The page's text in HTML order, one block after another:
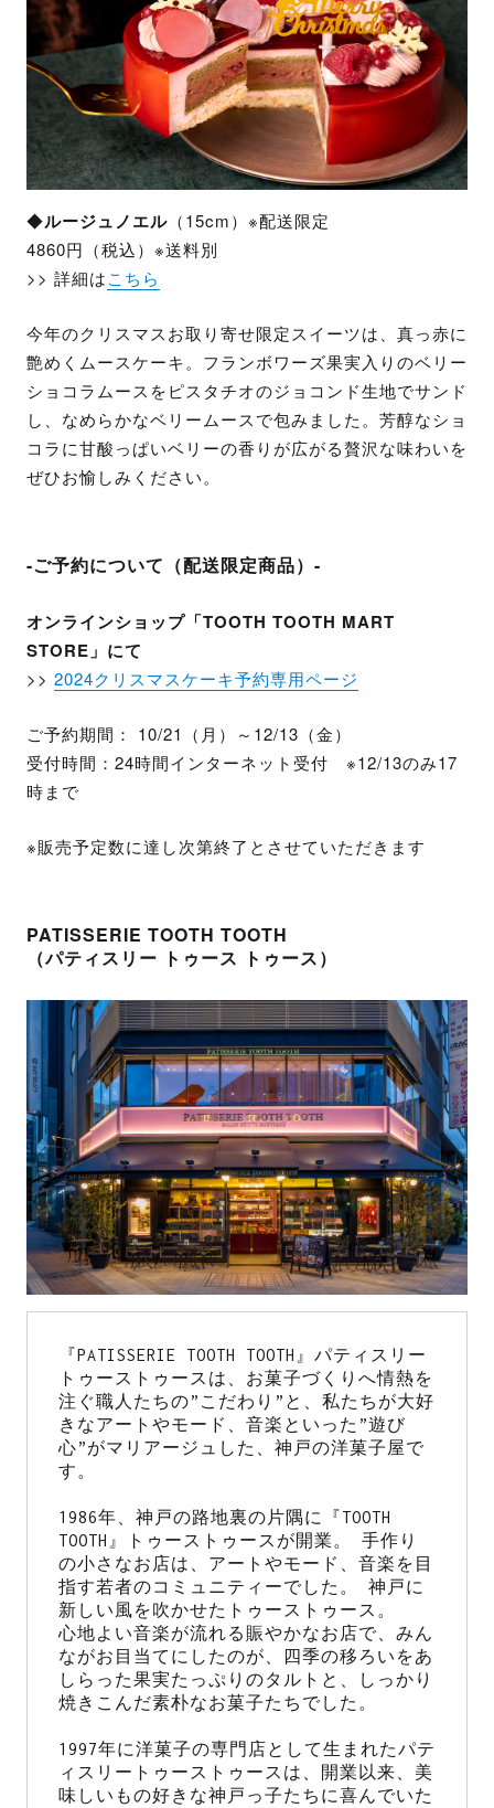
◆ルージュノエル （15cm）※配送限定
4860円（税込）※送料別
>> 詳細はこちら
今年のクリスマスお取り寄せ限定スイーツは、真っ赤に
艶めくムースケーキ。フランボワーズ果実入りのベリー
ショコラムースをピスタチオのジョコンド生地でサンド
し、なめらかなベリームースで包みました。芳醇なショ
コラに甘酸っぱいベリーの香りが広がる贅沢な味わいを
ぜひお愉しみください。
-ご予約について（配送限定商品）-
オンラインショップ「TOOTH TOOTH MART
STORE」にて
>> 2024クリスマスケーキ予約専用ページ
ご予約期間： 10/21（月）～12/13（金）
受付時間：24時間インターネット受付 ※12/13のみ17
時まで
※販売予定数に達し次第終了とさせていただきます
PATISSERIE TOOTH TOOTH
（パティスリー トゥース トゥース）
『PATISSERIE TOOTH TOOTH』パティスリー
トゥーストゥースは、お菓子づくりへ情熱を
注ぐ職人たちの”こだわり”と、私たちが大好
きなアートやモード、音楽といった”遊び
心”がマリアージュした、神戸の洋菓子屋で
す。
1986年、神戸の路地裏の片隅に『TOOTH
TOOTH』トゥーストゥースが開業。 手作り
の小さなお店は、アートやモード、音楽を目
指す若者のコミュニティーでした。 神戸に
新しい風を吹かせたトゥーストゥース。
心地よい音楽が流れる賑やかなお店で、みん
ながお目当てにしたのが、四季の移ろいをあ
しらった果実たっぷりのタルトと、しっかり
焼きこんだ素朴なお菓子たちでした。
1997年に洋菓子の専門店として生まれたパテ
ィスリートゥーストゥースは、開業以来、美
味しいもの好きな神戸っ子たちに喜んでいた